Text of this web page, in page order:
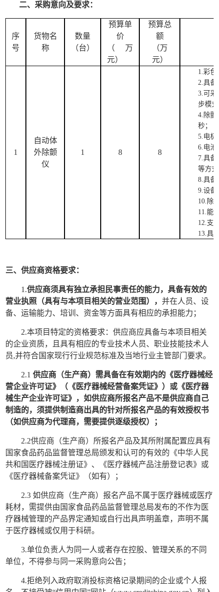
二、 采购意向及要求：
序
号
货物名
称
数量
（台）
预算单
价
（万
元）
预算总
额
（万
元）
1
自动体
外除颤
仪
1 8 8
1.彩
2.具备
3.可采
步模式
4.除颤
秒；
5.电极
6.电池
7.具
等方
8.具备
9.设备
10.除
11.能
12.支
13.具
三、供应商资格要求：
1.供应商须具有独立承担民事责任的能力，具备有效的
营业执照（具有与本项目相关的营业范围），并在人员、设
备、运输能力、培训、 资金等方面具有相应的承担能力；
2.本项目特定的资格要求：供应商应具备与本项目相关
的企业资质，且具有相应的专业技术人员、职业技能技术人
员,并符合国家现行行业规范标准及当地行业主管部门要求。
2.1供应商（生产商）需具备在有效期内的《医疗器械经
营企业许可证》（《医疗器械经营备案凭证》）或《医疗器
械生产企业许可证》，如供应商所报名产品不是供应商自己
制造的，须提供制造商出具的针对所报名产品的有效授权书
（如供应商为代理商，需要提供逐级授权）；
2.2供应商（生产商）所报名产品及其所附属配置应具有
国家食品药品监督管理总局颁发和认可的有效的《中华人民
共和国医疗器械注册证》、《医疗器械产品注册登记表》或
《医疗器械备案凭证》（如有）；
2.3 如供应商（生产商）报名产品不属于医疗器械或医疗
耗材，需提供由国家食品药品监督管理总局发布的不作为医
疗器械管理的产品界定通知或自行出具声明盖章，声明不属
于医疗器械或仅用于科研。
3.单位负责人为同一人或者存在控股、管理关系的不同
单位，不得参与同一采购意向公告；
4.拒绝列入政府取消投标资格记录期间的企业或个人报